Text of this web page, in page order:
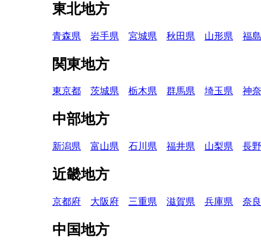
東北地方
青森県 岩手県 宮城県 秋田県 山形県 福
関東地方
東京都 茨城県 栃木県 群馬県 埼玉県 神
中部地方
新潟県 富山県 石川県 福井県 山梨県 長
近畿地方
京都府 大阪府 三重県 滋賀県 兵庫県 奈
中国地方